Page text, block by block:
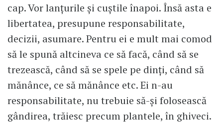
cap. Vor lanțurile și cuștile înapoi. Însă asta e
libertatea, presupune responsabilitate,
decizii, asumare. Pentru ei e mult mai comod
să le spună altcineva ce să facă, când să se
trezească, când să se spele pe dinți, când să
mănânce, ce să mănânce etc. Ei n-au
responsabilitate, nu trebuie să-și folosească
gândirea, trăiesc precum plantele, în ghiveci.